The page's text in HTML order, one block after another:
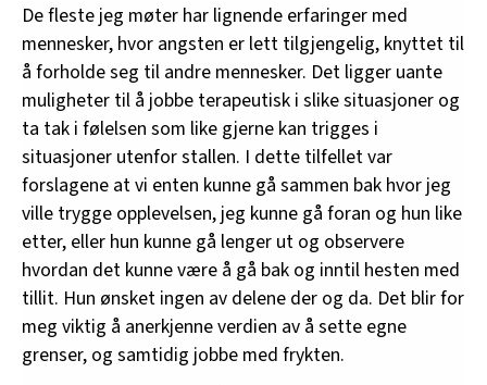
De fleste jeg møter har lignende erfaringer med
mennesker, hvor angsten er lett tilgjengelig, knyttet til
å forholde seg til andre mennesker. Det ligger uante
muligheter til å jobbe terapeutisk i slike situasjoner og
ta tak i følelsen som like gjerne kan trigges i
situasjoner utenfor stallen. I dette tilfellet var
forslagene at vi enten kunne gå sammen bak hvor jeg
ville trygge opplevelsen, jeg kunne gå foran og hun like
etter, eller hun kunne gå lenger ut og observere
hvordan det kunne være å gå bak og inntil hesten med
tillit. Hun ønsket ingen av delene der og da. Det blir for
meg viktig å anerkjenne verdien av å sette egne
grenser, og samtidig jobbe med frykten.